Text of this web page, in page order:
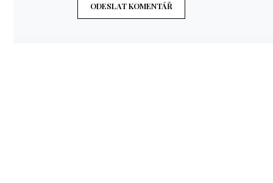
ODESLAT KOMENTÁŘ